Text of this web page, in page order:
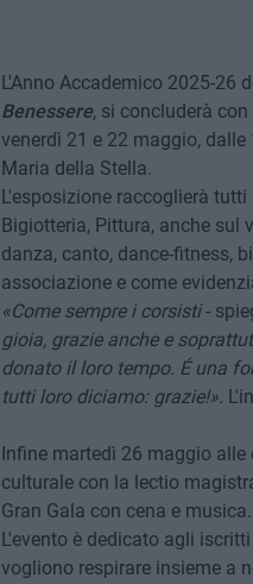
L'Anno Accademico 2025-26
Benessere, si concluderà
venerdì 21 e 22 maggio,
Maria della Stella.
L'esposizione raccoglierà
Bigiotteria, Pittura, anche sul
danza, canto, dance-fitness,
associazione e come
«Come sempre i corsisti-
gioia, grazie anche e
donato il loro tempo. É una
tutti loro diciamo: grazie!».
Infine martedì 26 maggio alle
culturale con la lectio
Gran Gala con cena e musica.
L'evento è dedicato agli
vogliono respirare insieme a